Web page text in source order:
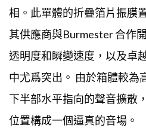
相。此單體的折疊箔片振膜
其供應商與Burmester 合作
透明度和瞬變速度，以及卓
中尤爲突出。 由於箱體較為
下半部水平指向的聲音擴散
位置構成一個逼真的音場。